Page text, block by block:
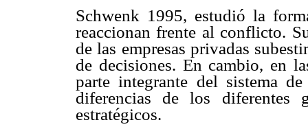
Schwenk 1995, estudió la
reaccionan frente al conflicto.
de las empresas privadas
de decisiones. En cambio, en
parte integrante del sistema
diferencias de los diferentes
estratégicos.